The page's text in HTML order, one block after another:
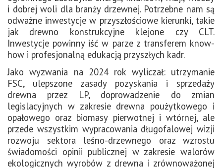
i dobrej woli dla branży drzewnej. Potrzebne nam są
odważne inwestycje w przyszłościowe kierunki, takie
jak drewno konstrukcyjne klejone czy CLT.
Inwestycje powinny iść w parze z transferem know-
how i profesjonalną edukacją przyszłych kadr.
Jako wyzwania na 2024 rok wyliczał: utrzymanie
FSC, ulepszone zasady pozyskania i sprzedaży
drewna przez LP, doprowadzenie do zmian
legislacyjnych w zakresie drewna poużytkowego i
opałowego oraz biomasy pierwotnej i wtórnej, ale
przede wszystkim wypracowania długofalowej wizji
rozwoju sektora leśno-drzewnego oraz wzrostu
świadomości opinii publicznej w zakresie walorów
ekologicznych wyrobów z drewna i zrównoważonej